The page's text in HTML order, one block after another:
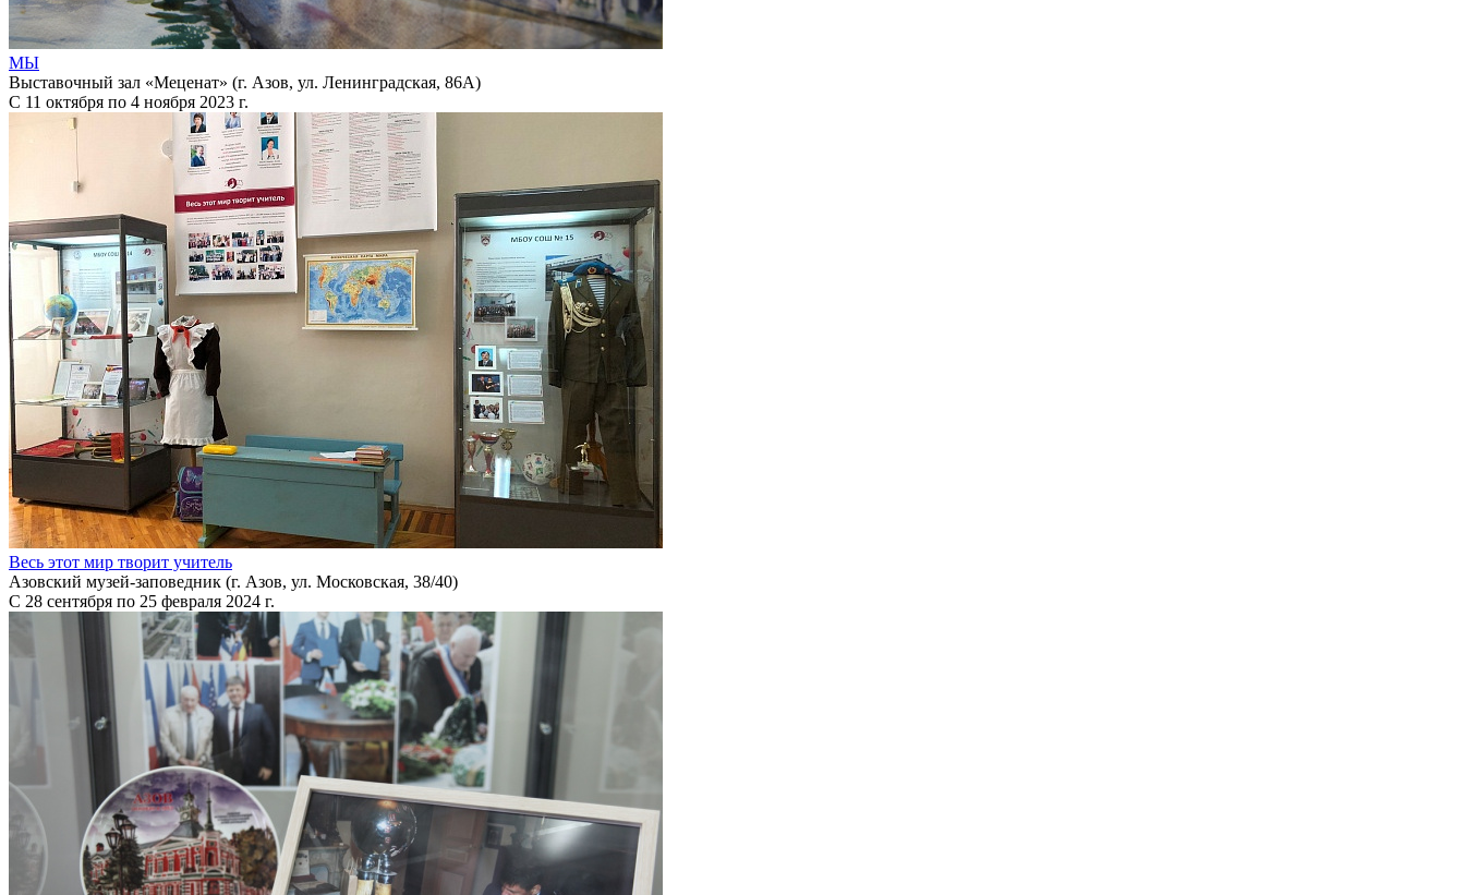
МЫ
Выставочный зал «Меценат» (г. Азов, ул. Ленинградская, 86А)
С 11 октября по 4 ноября 2023 г.
Весь этот мир творит учитель
Азовский музей-заповедник (г. Азов, ул. Московская, 38/40)
С 28 сентября по 25 февраля 2024 г.